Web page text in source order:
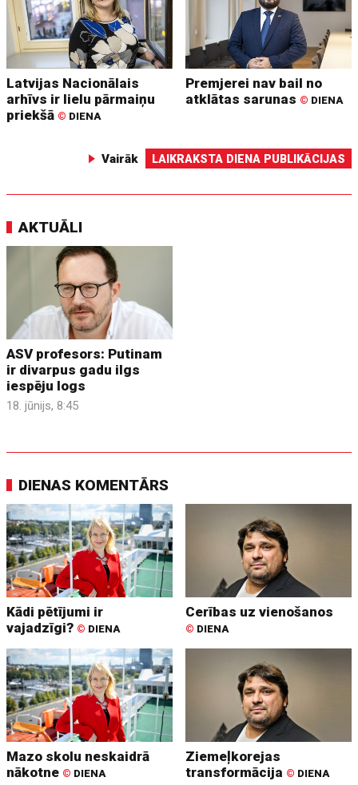
Latvijas Nacionālais
arhīvs ir lielu pārmaiņu
priekšā © DIENA
Premjerei nav bail no
atklātas sarunas © DIENA
Vairāk LAIKRAKSTA DIENA PUBLIKĀCIJAS
AKTUĀLI
ASV profesors: Putinam
ir divarpus gadu ilgs
iespēju logs
18. jūnijs, 8:45
DIENAS KOMENTĀRS
Kādi pētījumi ir
vajadzīgi? © DIENA
Cerības uz vienošanos
© DIENA
Mazo skolu neskaidrā
nākotne © DIENA
Ziemeļkorejas
transformācija © DIENA